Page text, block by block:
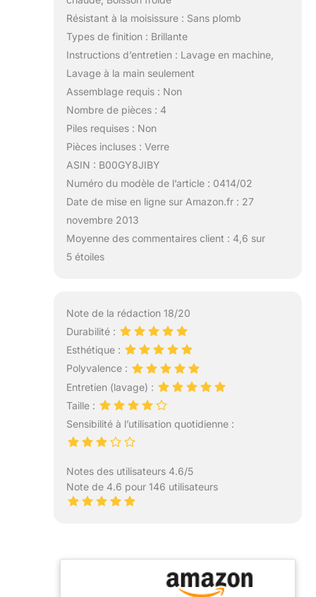
Résistant à la moisissure : Sans plomb
Types de finition : Brillante
Instructions d’entretien : Lavage en machine,
Lavage à la main seulement
Assemblage requis : Non
Nombre de pièces : 4
Piles requises : Non
Pièces incluses : Verre
ASIN : B00GY8JIBY
Numéro du modèle de l’article : 0414/02
Date de mise en ligne sur Amazon.fr : 27
novembre 2013
Moyenne des commentaires client : 4,6 sur
5 étoiles
Note de la rédaction 18/20
Durabilité :
Esthétique :
Polyvalence :
Entretien (lavage) :
Taille :
Sensibilité à l’utilisation quotidienne :
Notes des utilisateurs 4.6/5
Note de 4.6 pour 146 utilisateurs